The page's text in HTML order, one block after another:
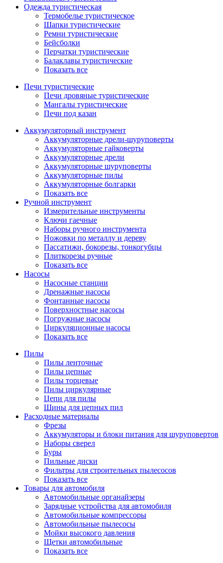
Одежда туристическая
Термобелье туристическое
Шапки туристические
Ремни туристические
Бейсболки
Перчатки туристические
Балаклавы туристические
Показать все
Печи туристические
Печи дровяные туристические
Мангалы туристические
Печи под казан
Аккумуляторный инструмент
Аккумуляторные дрели-шуруповерты
Аккумуляторные гайковерты
Аккумуляторные дрели
Аккумуляторные шуруповерты
Аккумуляторные пилы
Аккумуляторные болгарки
Показать все
Ручной инструмент
Измерительные инструменты
Ключи гаечные
Наборы ручного инструмента
Ножовки по металлу и дереву
Пассатижи, бокорезы, тонкогубцы
Плиткорезы ручные
Показать все
Насосы
Насосные станции
Дренажные насосы
Фонтанные насосы
Поверхностные насосы
Погружные насосы
Циркуляционные насосы
Показать все
Пилы
Пилы ленточные
Пилы цепные
Пилы торцевые
Пилы циркулярные
Цепи для пилы
Шины для цепных пил
Расходные материалы
Фрезы
Аккумуляторы и блоки питания для шуруповертов
Наборы сверел
Буры
Пильные диски
Фильтры для строительных пылесосов
Показать все
Товары для автомобиля
Автомобильные органайзеры
Зарядные устройства для автомобиля
Автомобильные компрессоры
Автомобильные пылесосы
Мойки высокого давления
Щетки автомобильные
Показать все